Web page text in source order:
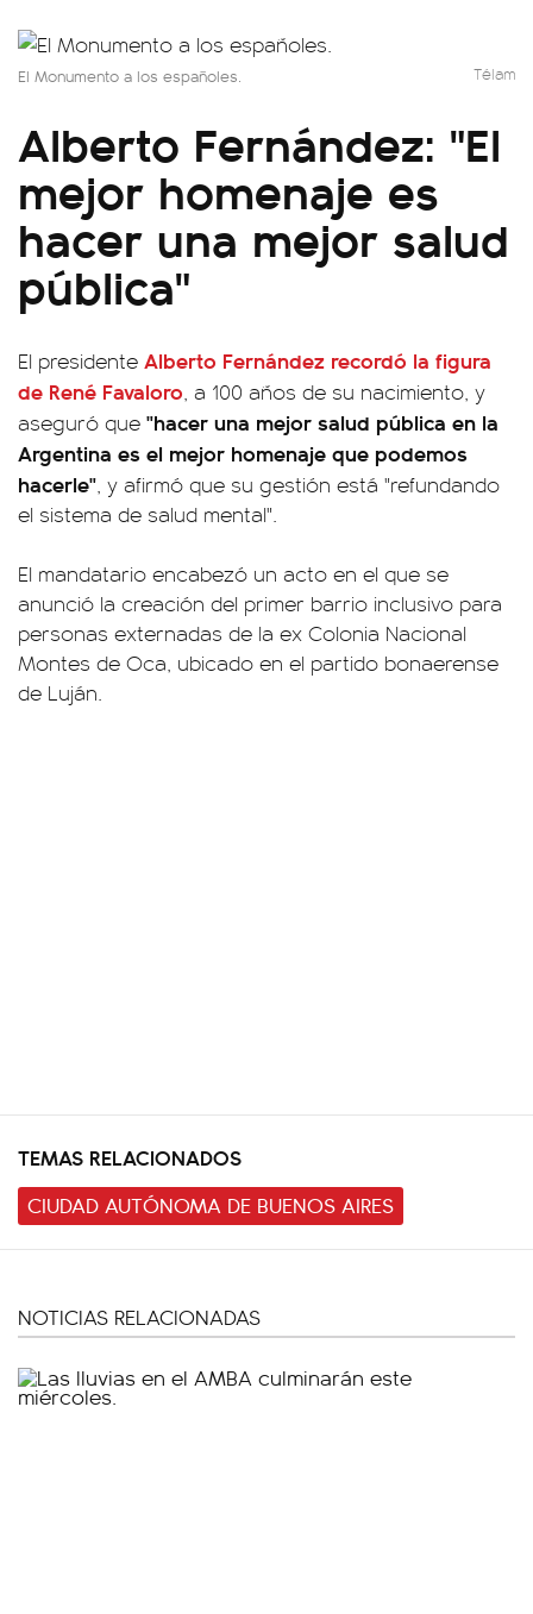
El Monumento a los españoles. Télam
Alberto Fernández: "El
mejor homenaje es
hacer una mejor salud
pública"
El presidente Alberto Fernández recordó la figura
de René Favaloro, a 100 años de su nacimiento, y
aseguró que "hacer una mejor salud pública en la
Argentina es el mejor homenaje que podemos
hacerle", y afirmó que su gestión está "refundando
el sistema de salud mental".
El mandatario encabezó un acto en el que se
anunció la creación del primer barrio inclusivo para
personas externadas de la ex Colonia Nacional
Montes de Oca, ubicado en el partido bonaerense
de Luján.
TEMAS RELACIONADOS
CIUDAD AUTÓNOMA DE BUENOS AIRES
NOTICIAS RELACIONADAS